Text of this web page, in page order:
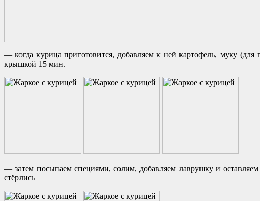
— когда курица приготовится, добавляем к ней картофель, муку
крышкой 15 мин.
— затем посыпаем специями, солим, добавляем лаврушку и
стёрлись